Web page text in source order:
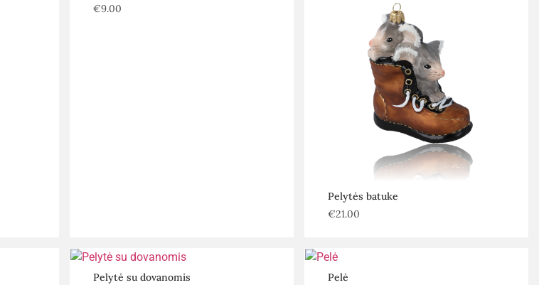
€9.00
Pelytės batuke
€21.00
Pelytė su dovanomis
Pelė